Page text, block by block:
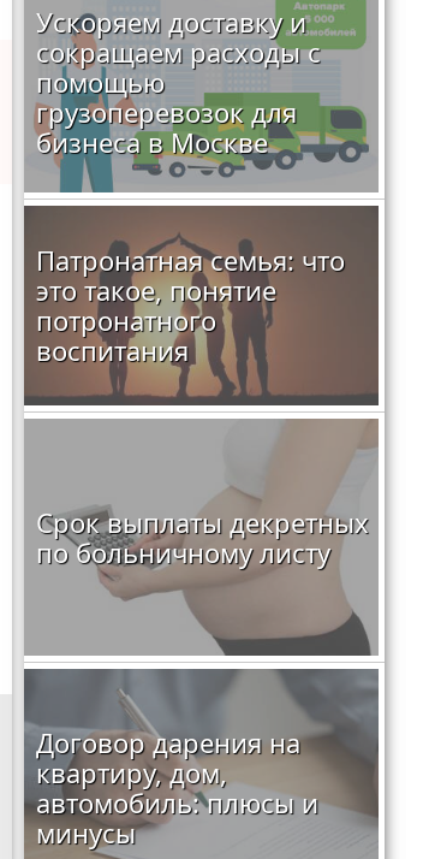
Ускоряем доставку и
сокращаем расходы с
помощью
грузоперевозок для
бизнеса в Москве
Патронатная семья: что
это такое, понятие
потронатного
воспитания
Срок выплаты декретных
по больничному листу
Договор дарения на
квартиру, дом,
автомобиль: плюсы и
минусы